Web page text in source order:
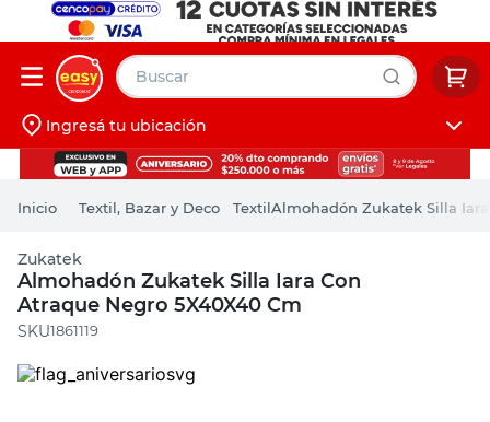
Buscar
Iniciá sesión
Ingresá tu ubicación
Textil, Bazar y Deco TextilAlmohadón Zukatek Silla
Zukatek
Almohadón Zukatek Silla Iara Con
Atraque Negro 5X40X40 Cm
:1861119
muebles
pintura
escritorio
puertas
placard